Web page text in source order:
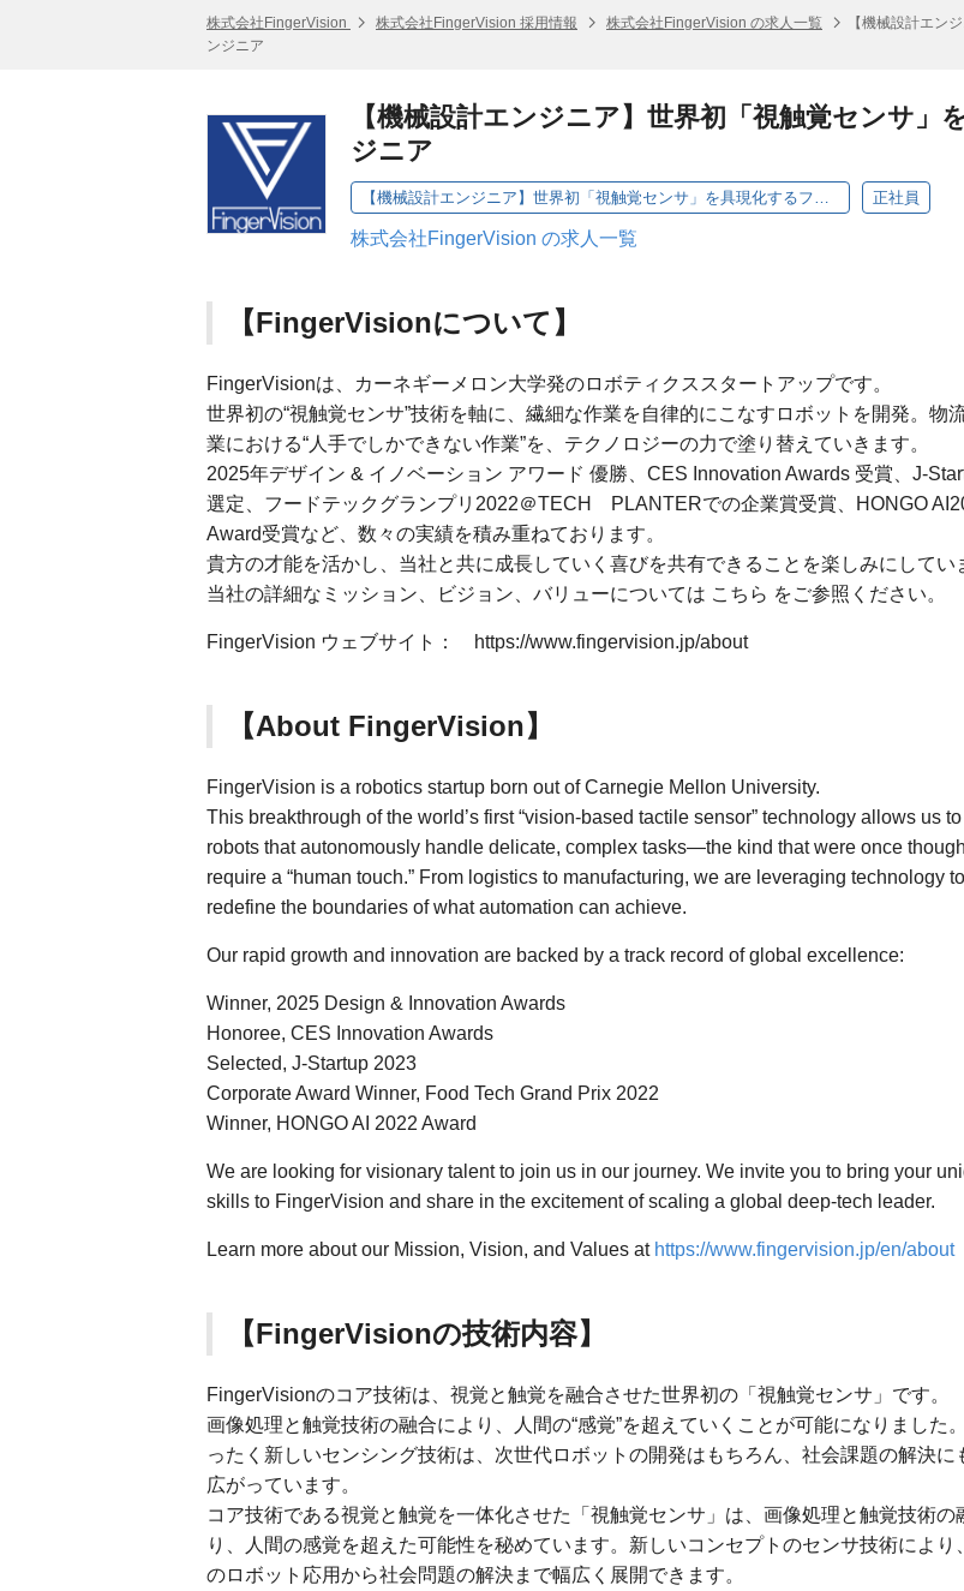
株式会社FingerVision 株式会社FingerVision 採用情報 株式会社FingerVision の求人一覧
【機械設計エン
ンジニア
【機械設計エンジニア】世界初「視触覚センサ
ジニア
【機械設計エンジニア】世界初「視触覚センサ」を具現化するファブリケーションエンジニア 正社員
株式会社FingerVision の求人一覧
【FingerVisionについて】
FingerVisionは、カーネギーメロン大学発のロボティクススタートアップです。
世界初の“視触覚センサ”技術を軸に、繊細な作業を自律的にこなすロボットを開発。物
業における“人手でしかできない作業”を、テクノロジーの力で塗り替えていきます。
2025年デザイン & イノベーション アワード 優勝、CES Innovation Awards 受賞、J-
選定、フードテックグランプリ2022＠TECH PLANTERでの企業賞受賞、HONGO
Award受賞など、数々の実績を積み重ねております。
貴方の才能を活かし、当社と共に成長していく喜びを共有できることを楽しみにしてい
当社の詳細なミッション、ビジョン、バリューについては こちら をご参照ください。
FingerVision ウェブサイト： https://www.fingervision.jp/about
【About FingerVision】
FingerVision is a robotics startup born out of Carnegie Mellon University.
This breakthrough of the world’s first “vision-based tactile sensor” technology allows us
robots that autonomously handle delicate, complex tasks—the kind that were once
require a “human touch.” From logistics to manufacturing, we are leveraging technology to
redefine the boundaries of what automation can achieve.
Our rapid growth and innovation are backed by a track record of global excellence:
Winner, 2025 Design & Innovation Awards
Honoree, CES Innovation Awards
Selected, J-Startup 2023
Corporate Award Winner, Food Tech Grand Prix 2022
Winner, HONGO AI 2022 Award
We are looking for visionary talent to join us in our journey. We invite you to bring your
skills to FingerVision and share in the excitement of scaling a global deep-tech leader.
Learn more about our Mission, Vision, and Values at https://www.fingervision.jp/en/about
【FingerVisionの技術内容】
FingerVisionのコア技術は、視覚と触覚を融合させた世界初の「視触覚センサ」です。
画像処理と触覚技術の融合により、人間の“感覚”を超えていくことが可能になりました
ったく新しいセンシング技術は、次世代ロボットの開発はもちろん、社会課題の解決に
広がっています。
コア技術である視覚と触覚を一体化させた「視触覚センサ」は、画像処理と触覚技術の
り、人間の感覚を超えた可能性を秘めています。新しいコンセプトのセンサ技術により
のロボット応用から社会問題の解決まで幅広く展開できます。